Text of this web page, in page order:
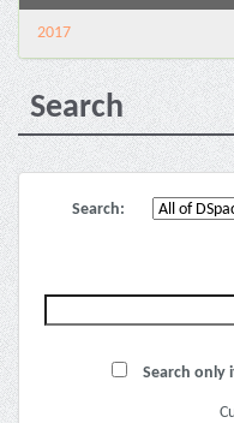
2017
Search
Search:
Search only